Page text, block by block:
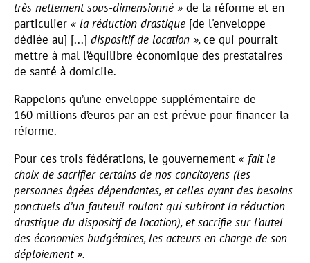
très nettement sous-dimensionné » de la réforme et en
particulier « la réduction drastique [de l'enveloppe
dédiée au] [...] dispositif de location »,ce qui pourrait
mettre à mal l’équilibre économique des prestataires
de santé à domicile.
Rappelons qu’une enveloppe supplémentaire de
160 millions d’euros par an est prévue pour financer la
réforme.
Pour ces trois fédérations, le gouvernement « fait le
choix de sacrifier certains de nos concitoyens (les
personnes âgées dépendantes, et celles ayant des besoins
ponctuels d’un fauteuil roulant qui subiront la réduction
drastique du dispositif de location), et sacrifie sur l’autel
des économies budgétaires, les acteurs en charge de son
déploiement ».